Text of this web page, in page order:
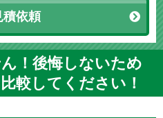
積依頼
！後悔しないため
較してください！